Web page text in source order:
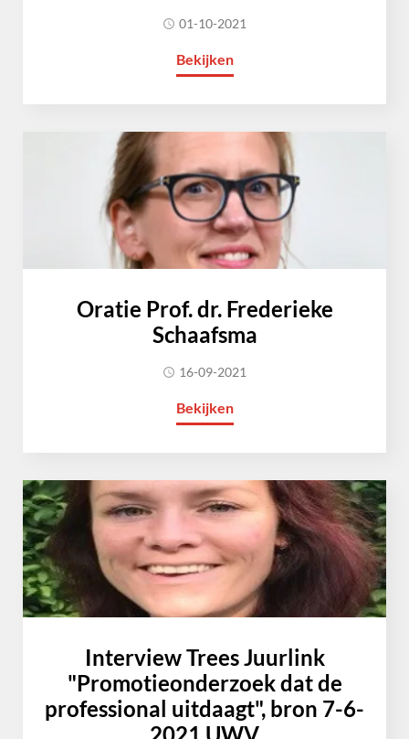
01-10-2021
Bekijken
Oratie Prof. dr. Frederieke
Schaafsma
16-09-2021
Bekijken
Interview Trees Juurlink
"Promotieonderzoek dat de
professional uitdaagt", bron 7-6-